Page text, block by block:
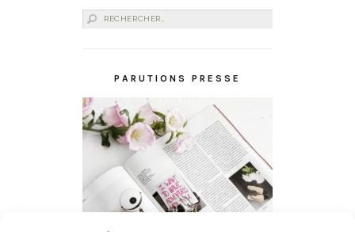
Rechercher :
PARUTIONS PRESSE